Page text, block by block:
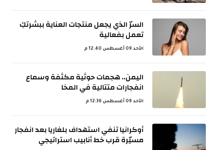
السرّ الذي يجعل منتجات العناية ببشرتكِ
تعمل بفعالية
الأحد 09 أغسطس 12:40 م
اليمن.. هجمات حوثية مكثفة وسماع
انفجارات متتالية في المخا
الأحد 09 أغسطس 12:36 م
أوكرانيا تنفي استهداف بلغاريا بعد انفجار
مسيّرة قرب خط أنابيب استراتيجي